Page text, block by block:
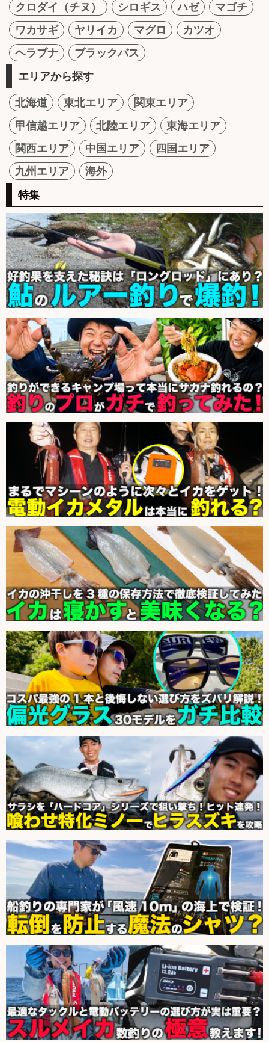
クロダイ（チヌ）
シロギス ハゼ
マゴチ
ワカサギ
ヤリイカ マグロ
カツオ
ヘラブナ
ブラックバス
エリアから探す
北海道 東北エリア
関東エリア
甲信越エリア
北陸エリア
東海エリア
関西エリア
中国エリア
四国エリア
九州エリア
海外
特集